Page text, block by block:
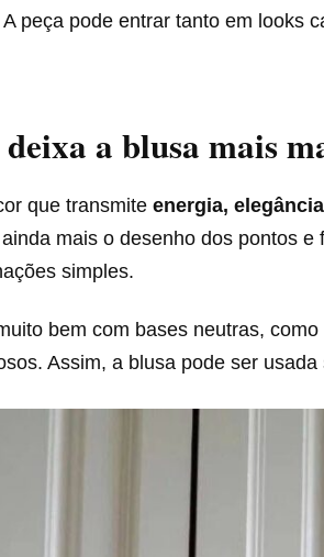
peça pode entrar tanto em looks
a blusa mais
que transmite energia,
mais o desenho dos pontos e
simples.
bem com bases neutras,
Assim, a blusa pode ser